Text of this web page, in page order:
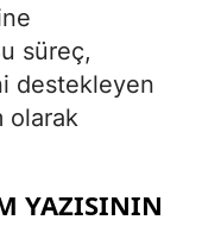
süreç,
destekleyen
olarak
YAZISININ